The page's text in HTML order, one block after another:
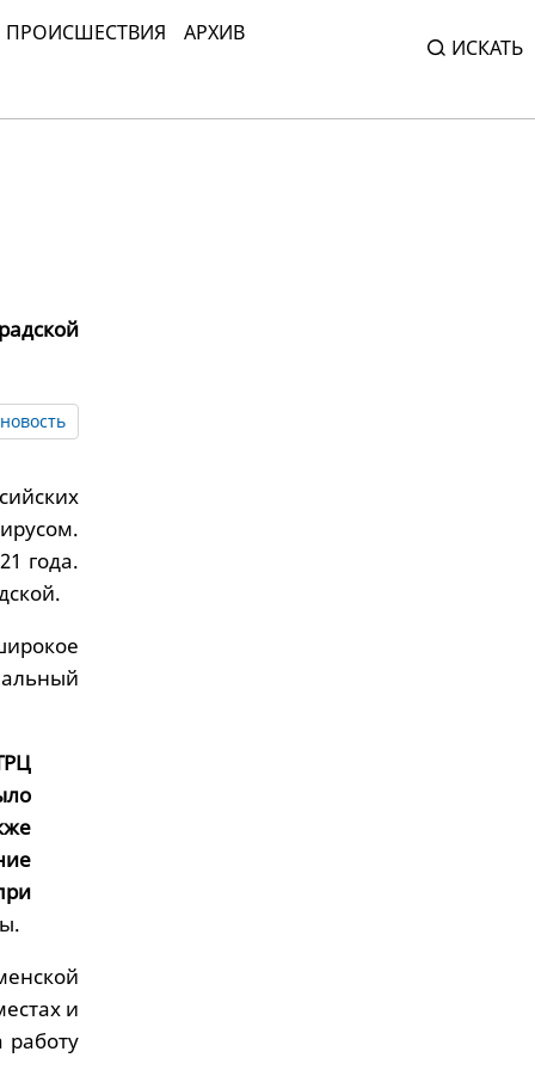
ПРОИСШЕСТВИЯ АРХИВ
ИСКАТЬ
года.
и
работу